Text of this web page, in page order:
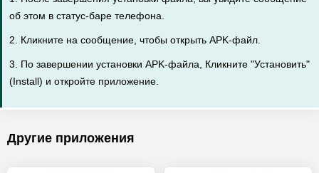
об этом в статус-баре телефона.
2. Кликните на сообщение, чтобы открыть APK-файл.
3. По завершении установки APK-файла, Кликните "Установить"
(Install) и откройте приложение.
Другие приложения